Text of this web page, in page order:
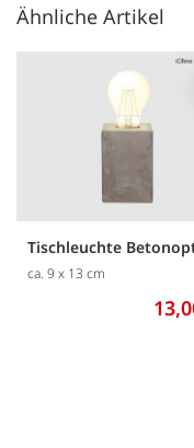
Ähnliche Artikel
Tischleuchte
ca. 9 x 13 cm